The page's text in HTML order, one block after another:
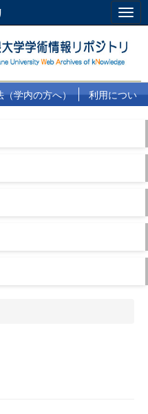
（学内の方へ）
利用につい